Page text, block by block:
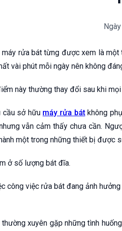
máy rửa bát từng được xem là
vài phút mỗi ngày nên không
này thường thay đổi sau khi
cầu sở hữu máy rửa bátkhông
vẫn cảm thấy chưa cần.
một trong những thiết bị được
ở số lượng bát đĩa.
công việc rửa bát đang ảnh
thường xuyên gặp những tình